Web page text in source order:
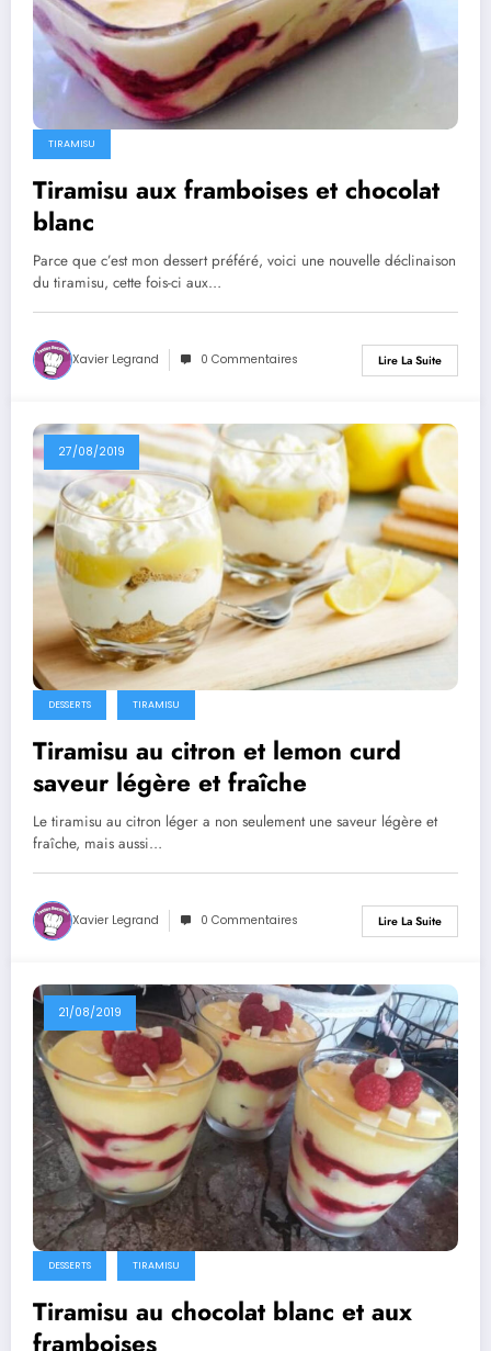
TIRAMISU
Tiramisu aux framboises et chocolat
blanc
Parce que c’est mon dessert préféré, voici une nouvelle déclinaison
du tiramisu, cette fois-ci aux…
Xavier Legrand 0 Commentaires Lire La Suite
27/08/2019
DESSERTS TIRAMISU
Tiramisu au citron et lemon curd
saveur légère et fraîche
Le tiramisu au citron léger a non seulement une saveur légère et
fraîche, mais aussi…
Xavier Legrand 0 Commentaires Lire La Suite
21/08/2019
DESSERTS TIRAMISU
Tiramisu au chocolat blanc et aux
framboises